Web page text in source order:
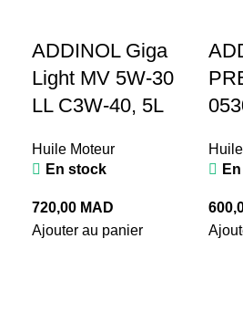
ADDINOL Giga
Light MV 5W-30
LL C3W-40, 5L
Huile Moteur
En stock
720,00 MAD
Ajouter au panier